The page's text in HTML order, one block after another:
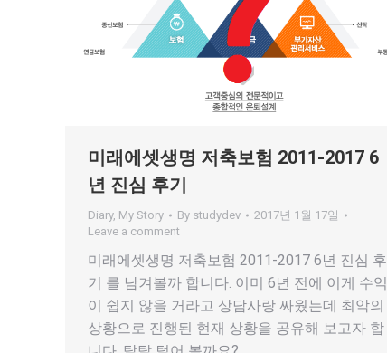
미래에셋생명 저축보험 2011-2017 6
년 진심 후기
Diary, My Story By studydev
2017년 1월 17일
Leave a comment
미래에셋생명 저축보험 2011-2017 6년 진심 후
기 를 남겨볼까 합니다. 이미 6년 전에 이게 수익
이 쉽지 않을 거라고 상담사랑 싸웠는데 최악의
상황으로 진행된 현재 상황을 공유해 보고자 합